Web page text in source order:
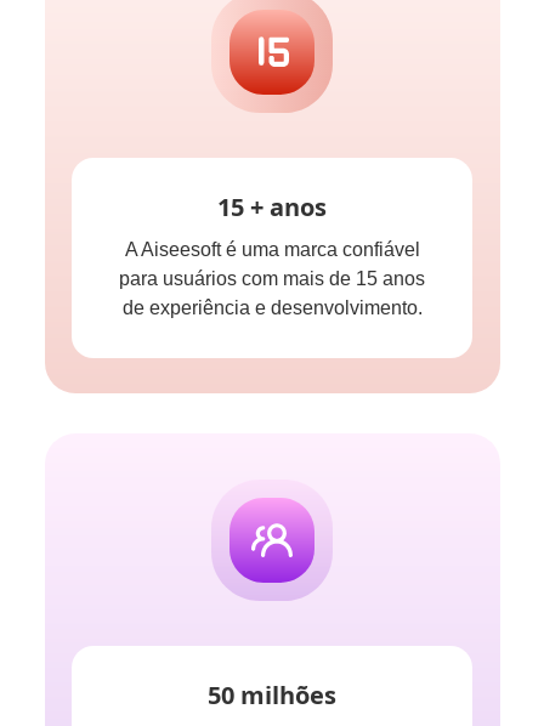
15 + anos
A Aiseesoft é uma marca confiável
para usuários com mais de 15 anos
de experiência e desenvolvimento.
50 milhões